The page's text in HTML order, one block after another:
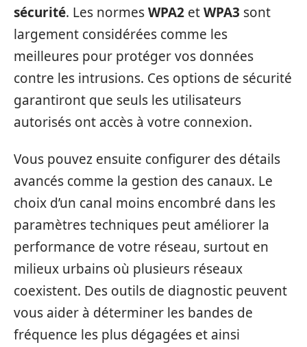
sécurité. Les normesWPA2 etWPA3 sont
largement considérées comme les
meilleures pour protéger vos données
contre les intrusions. Ces options de sécurité
garantiront que seuls les utilisateurs
autorisés ont accès à votre connexion.
Vous pouvez ensuite configurer des détails
avancés comme la gestion des canaux. Le
choix d’un canal moins encombré dans les
paramètres techniques peut améliorer la
performance de votre réseau, surtout en
milieux urbains où plusieurs réseaux
coexistent. Des outils de diagnostic peuvent
vous aider à déterminer les bandes de
fréquence les plus dégagées et ainsi